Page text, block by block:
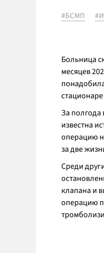
#БСМП
Больница
месяцев
За полгода
известна
операцию
за две
Среди
клапана и
операцию